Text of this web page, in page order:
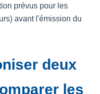
prévus pour les
avant l'émission du
deux
les